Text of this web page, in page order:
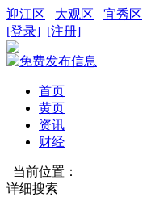
迎江区 大观区 宜秀区
[登录] [注册]
首页
黄页
资讯
财经
当前位置：
详细搜索